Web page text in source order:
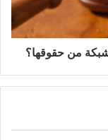
من حقوقها؟